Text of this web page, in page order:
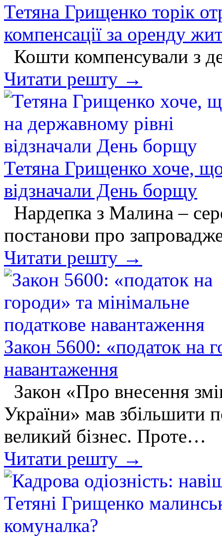
Тетяна Грищенко торік
компенсації за оренду
Кошти компенсували з
Читати решту →
Тетяна Грищенко хоче,
відзначали День борщу
Нардепка з Малина –
постанови про
Читати решту →
Закон 5600: «податок на
навантаження
Закон «Про внесення
України» мав збільшити
великий бізнес. Проте…
Читати решту →